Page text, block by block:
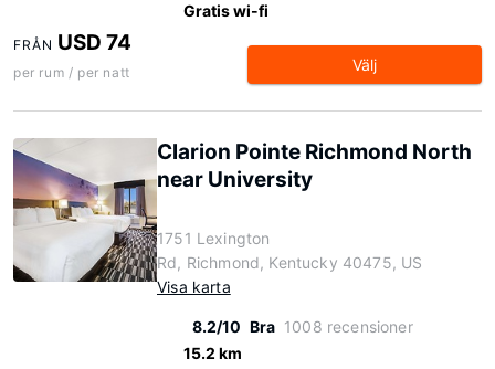
Gratis wi-fi
FRÅN USD 74
per rum / per natt Välj
Clarion Pointe Richmond North
near University
1751 Lexington
Rd, Richmond, Kentucky 40475, US
Visa karta
8.2/10 Bra 1008 recensioner
15.2 km